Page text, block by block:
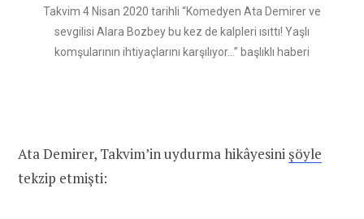
Takvim 4 Nisan 2020 tarihli “Komedyen Ata Demirer ve
sevgilisi Alara Bozbey bu kez de kalpleri ısıttı! Yaşlı
komşularının ihtiyaçlarını karşılıyor…” başlıklı haberi
Ata Demirer, Takvim’in uydurma hikâyesinişöyle
tekzip etmişti: